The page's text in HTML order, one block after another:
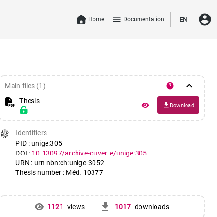
Home menu Documentation EN account_circle
Main files (1) help keyboard_arrow_down
Thesis
remove_red_eye file_download Download
fingerprint
Identifiers
PID : unige:305
DOI : 10.13097/archive-ouverte/unige:305
URN : urn:nbn:ch:unige-3052
Thesis number : Méd. 10377
1121 views get_app 1017 downloads